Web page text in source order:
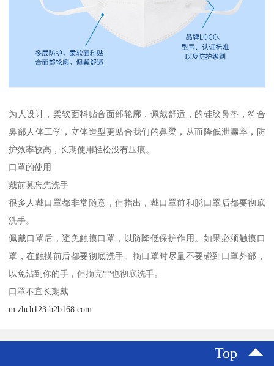
为人设计，柔软面料贴合面部轮廓，佩戴舒适，的硅胶鼻垫，符合
鼻部人体工学，立体造型更贴合我们的鼻梁，从而降低泄漏率，防
护效率较高，长期使用轻松没有压痕。
口罩的使用
戴前莫忘先洗手
很多人戴口罩都非常随意，但指出，戴口罩前和脱口罩后都要彻底
洗手。
佩戴口罩后，避免触摸口罩，以防降低保护作用。如果必须触摸口
罩，在触摸前后都要彻底洗手。摘口罩时尽量不要碰到口罩外部，
以免沾到你的手，但摘完**也彻底洗手。
口罩不宜长期戴
m.zhch123.b2b168.com
Top